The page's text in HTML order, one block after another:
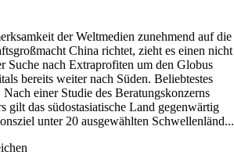
der Weltmedien zunehmend auf die
China richtet, zieht es einen nicht
Suche nach Extraprofiten um den Globus
bereits weiter nach Süden. Beliebtestes
einer Studie des Beratungskonzerns
gilt das südostasiatische Land gegenwärtig
unter 20 ausgewählten Schwellenländ...